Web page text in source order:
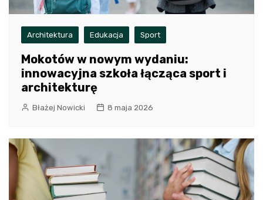
Architektura Edukacja Sport
Mokotów w nowym wydaniu:
innowacyjna szkoła łącząca sport i
architekturę
Błażej Nowicki 8 maja 2026